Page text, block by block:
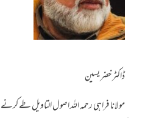
ڈاکٹر خضر یسین
مولانا فراہی رحمہ اللہ اصول التاویل طے